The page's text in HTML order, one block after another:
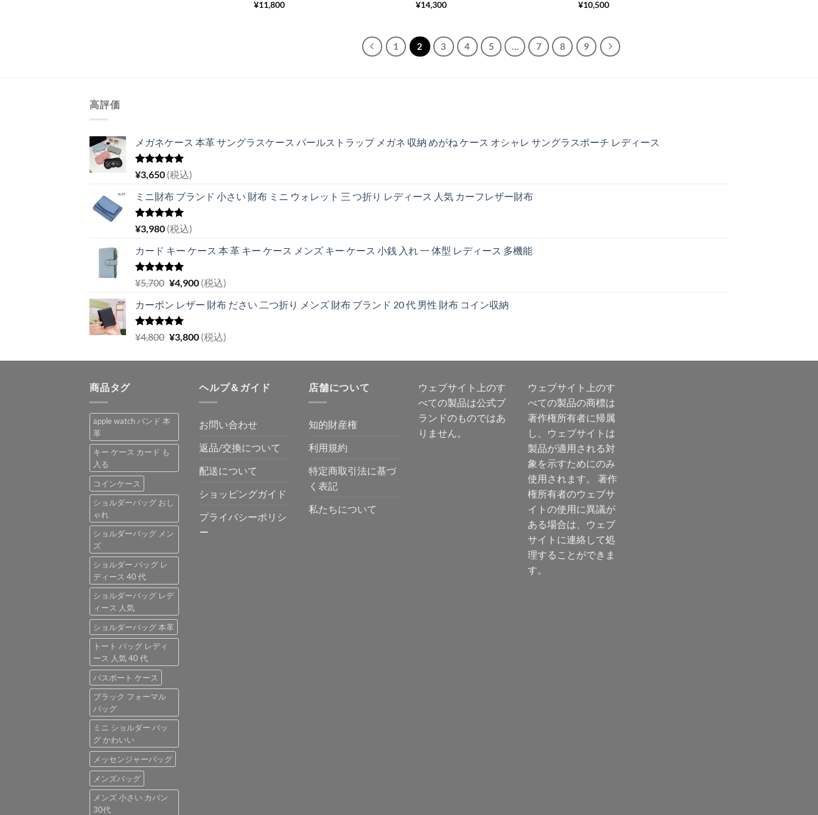
¥11,800
¥14,300
¥10,500
1 2 3 4 5 … 7 8 9
高評価
メガネケース 本革 サングラスケース パールストラップ メガネ 収納 めがね ケース オシャレ サングラスポーチ レディース
5段階中
5.00
の評価
¥3,650 (税込)
ミニ財布 ブランド 小さい 財布 ミニ ウォレット 三 つ折り レディース 人気 カーフレザー財布
5段階中
5.00
の評価
¥3,980 (税込)
カード キー ケース 本 革 キー ケース メンズ キー ケース 小銭 入れ 一 体型 レディース 多機能
5段階中
5.00
の評価
¥5,700 元
価
格
は
¥5,700
で
¥4,900現
の
格
は
¥4,900
す。
(税込)
カーボン レザー 財布 ださい 二つ折り メンズ 財布 ブランド 20 代 男性 財布 コイン収納
5段階中
5.00
の評価
¥4,800 元
価
で
し
た。
¥3,800現
の
格
は
で
(税込)
商品タグ
apple watch バンド 本
革
キー ケース カード も
入る
コインケース
ショルダーバッグ おし
ゃれ
ショルダーバッグ メン
ズ
ショルダー バッグ レ
ディース 40 代
ショルダーバッグ レデ
ィース 人気
ショルダーバッグ 本革
トート バッグ レディ
ース 人気 40 代
パスポート ケース
ブラック フォーマル
バッグ
ミニ ショルダー バッ
グ かわいい
メッセンジャーバッグ
メンズバッグ
メンズ 小さい カバン
30代
ヘルプ＆ガイド
お問い合わせ
返品/交換について
配送について
ショッピングガイド
プライバシーポリシ
ー
店舗について
知的財産権
利用規約
特定商取引法に基づ
く表記
私たちについて
ウェブサイト上のす
べての製品は公式ブ
ランドのものではあ
りません。
ウェブサイト上のす
べての製品の商標は
著作権所有者に帰属
し、ウェブサイトは
製品が適用される対
象を示すためにのみ
使用されます。 著作
権所有者のウェブサ
イトの使用に異議が
ある場合は、ウェブ
サイトに連絡して処
理することができま
す。